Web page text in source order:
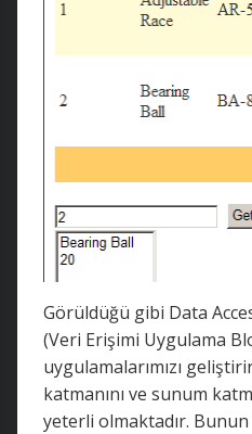
Görüldüğü gibi Data
(Veri Erişimi Uygulama
uygulamalarımızı
katmanını ve sunum
yeterli olmaktadır.